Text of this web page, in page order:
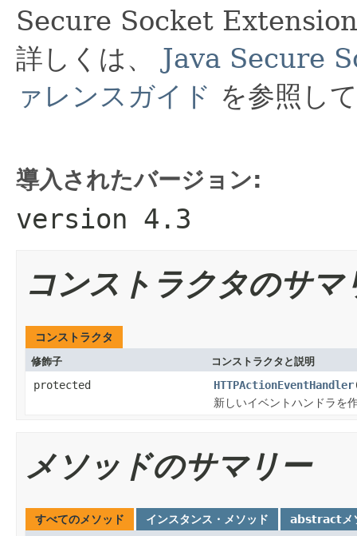
Secure Socket Extension
詳しくは、 Java Secure
ァレンスガイド を参照し
導入されたバージョン:
version 4.3
コンストラクタのサマ
コンストラクタ
修飾子 コンストラクタと説明
protected HTTPActionEventHandler
新しいイベントハンドラを
メソッドのサマリー
すべてのメソッド インスタンス・メソッド abstractメ